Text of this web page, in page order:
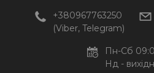
+380967763250
(Viber, Telegram)
Пн-Сб
Нд -